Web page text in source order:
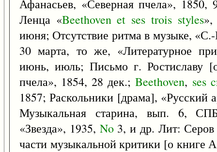
Афанасьев, «Северная пчела»,
Ленца «Beethoven et ses trois styles»,
июня; Отсутствие ритма в музыке,
30 марта, то же, «Литературное
июнь, июль; Письмо г. Ростиславу
пчела», 1854, 28 дек.;Beethoven, ses
1857; Раскольники [драма], «Русский
Музыкальная старина, вып. 6,
«Звезда», 1935, No3, и др. Лит: Серов
части музыкальной критики [о